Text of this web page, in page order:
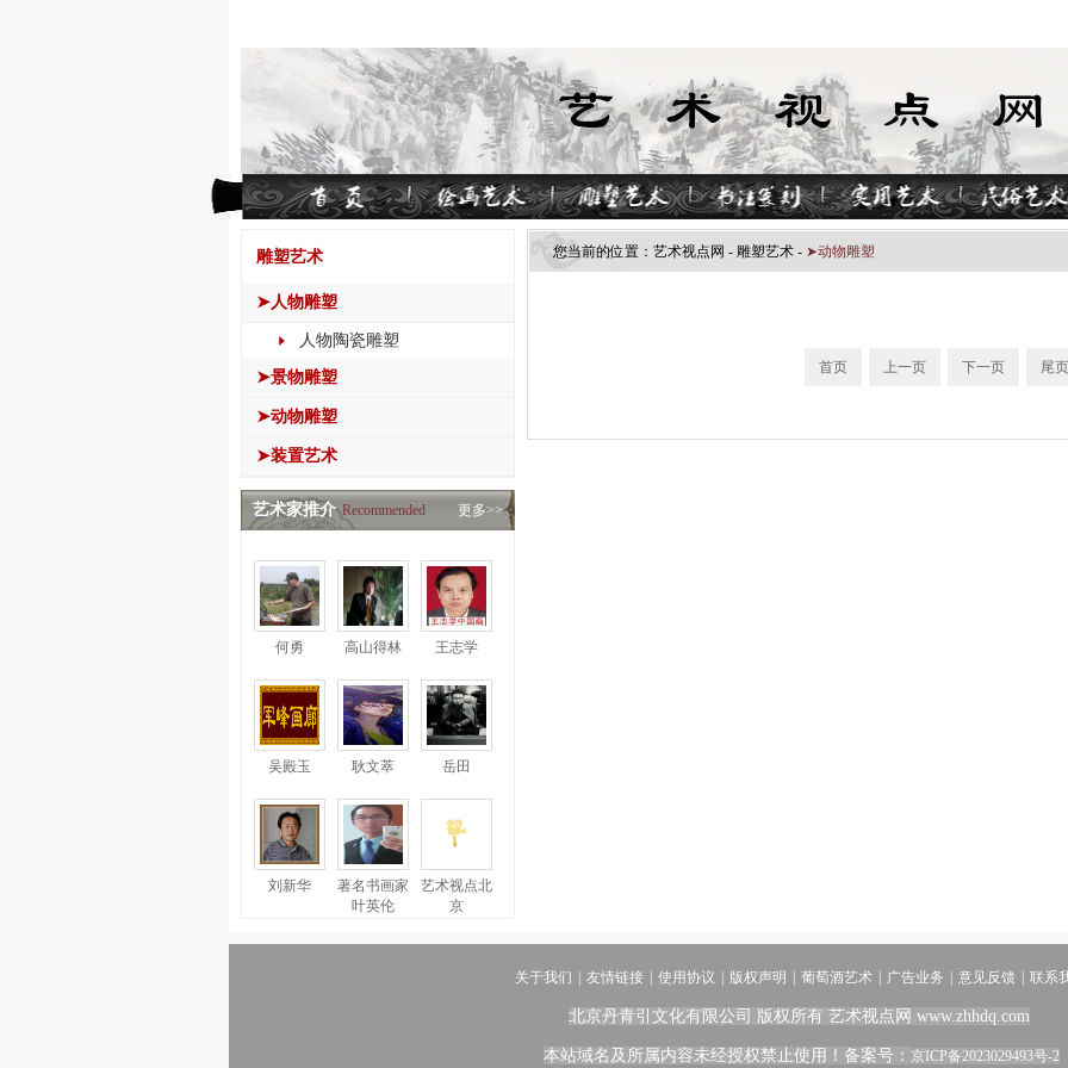
雕塑艺术
➤人物雕塑
人物陶瓷雕塑
➤景物雕塑
➤动物雕塑
➤装置艺术
艺术家推介 Recommended 更多>>
何勇 高山得林 王志学
吴殿玉 耿文萃 岳田
刘新华
著名书画家
叶英伦
艺术视点北
京
您当前的位置： 艺术视点网 - 雕塑艺术 - ➤动物雕塑
首页 上一页 下一页 尾页
关于我们 友情链接 使用协议 版权声明 葡萄酒艺术 广告业务 意见反馈 联系
北京丹青引文化有限公司 版权所有 艺术视点网 www.zhhdq.com
本站域名及所属内容未经授权禁止使用！ 备案号： 京ICP备2023029493号-2